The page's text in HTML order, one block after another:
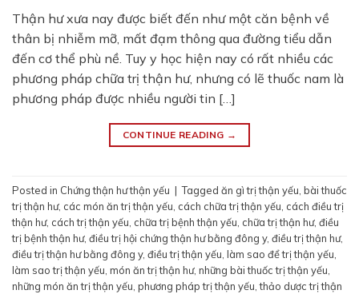
Thận hư xưa nay được biết đến như một căn bệnh về
thân bị nhiễm mỡ, mất đạm thông qua đường tiểu dẫn
đến cơ thể phù nề. Tuy y học hiện nay có rất nhiều các
phương pháp chữa trị thận hư, nhưng có lẽ thuốc nam là
phương pháp được nhiều người tin […]
CONTINUE READING →
Posted in Chứng thận hư thận yếu | Tagged ăn gì trị thận yếu bài thuốc
trị thận hư, các món ăn trị thận yếu cách chữa trị thận yếu cách điều trị
thận hư, cách trị thận yếu chữa trị bệnh thận yếu chữa trị thận hư, điều
trị bệnh thận hư, điều trị hội chứng thận hư bằng đông y, điều trị thận hư,
điều trị thận hư bằng đông y, điều trị thận yếu làm sao để trị thận yếu
làm sao trị thận yếu món ăn trị thận hư, những bài thuốc trị thận yếu
những món ăn trị thận yếu phương pháp trị thận yếu ,thảo dược trị thận